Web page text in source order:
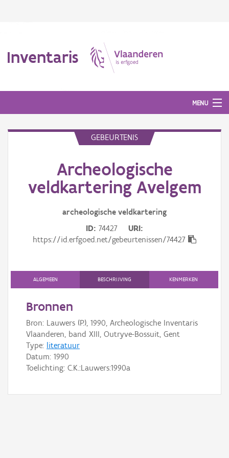
Inventaris
MENU
Aanduidingsobject
Waarneming
Gebeurtenis
Downloads
Hergebruik
Aanmelden
GEBEURTENIS
Archeologische
veldkartering Avelgem
archeologische veldkartering
ID 74427
URI
https://id.erfgoed.net/gebeurtenissen/74427
ALGEMEEN BESCHRIJVING KENMERKEN
Bronnen
Bron: Lauwers (P.), 1990, Archeologische Inventaris
Vlaanderen, band XIII, Outryve-Bossuit, Gent
Type: literatuur
Datum: 1990
Toelichting: C.K.:Lauwers:1990a